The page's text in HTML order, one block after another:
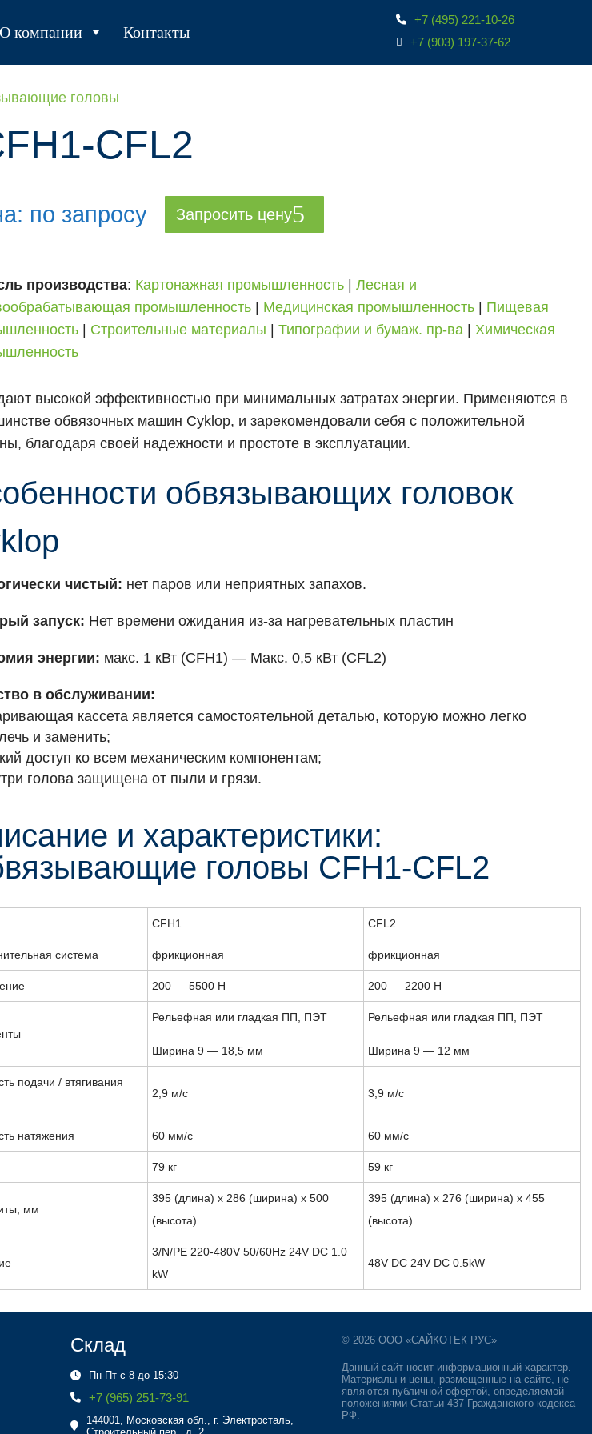
О компании Контакты
+7 (495) 221-10-26
+7 (903) 197-37-62
головы
CFL2
по запросу Запросить цену
производства: Картонажная промышленность |Лесная и
промышленность
Медицинская промышленность
Пищевая
Строительные материалы |Типографии и бумаж. пр-ва |Химическая
высокой эффективностью при минимальных затратах энергии. Применяются в
обвязочных машин Cyklop, и зарекомендовали себя с положительной
благодаря своей надежности и простоте в эксплуатации.
обвязывающих головок
чистый: нет паров или неприятных запахов.
запуск: Нет времени ожидания из-за нагревательных пластин
энергии: макс. 1 кВт (CFH1) — Макс. 0,5 кВт (CFL2)
в обслуживании:
кассета является самостоятельной деталью, которую можно легко
и заменить;
доступ ко всем механическим компонентам;
голова защищена от пыли и грязи.
и характеристики:
головы СFH1-CFL2
CFH1 CFL2
система фрикционная фрикционная
200 — 5500 Н 200 — 2200 Н
Рельефная или гладкая ПП, ПЭТ
Ширина 9 — 18,5 мм
Рельефная или гладкая ПП, ПЭТ
Ширина 9 — 12 мм
подачи / втягивания
2,9 м/с 3,9 м/с
натяжения 60 мм/с 60 мм/с
79 кг 59 кг
мм
395 (длина) x 286 (ширина) x 500
(высота)
395 (длина) x 276 (ширина) x 455
(высота)
3/N/PE 220-480V 50/60Hz 24V DC 1.0
kW
48V DC 24V DC 0.5kW
Склад
Пн-Пт с 8 до 15:30
+7 (965) 251-73-91
144001, Московская обл., г. Электросталь,
Строительный пер., д. 2
© 2026 ООО «САЙКОТЕК РУС»
Данный сайт носит информационный характер.
Материалы и цены, размещенные на сайте, не
являются публичной офертой, определяемой
положениями Статьи 437 Гражданского кодекса
РФ.